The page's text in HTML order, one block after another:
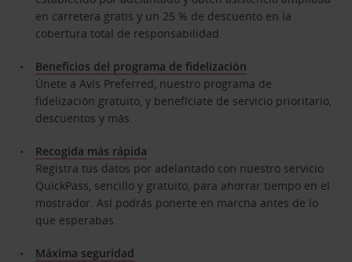
en carretera gratis y un 25 % de descuento en la
cobertura total de responsabilidad.
Beneficios del programa de fidelización
Únete a Avis Preferred, nuestro programa de
fidelización gratuito, y benefíciate de servicio prioritario,
descuentos y más.
Recogida más rápida
Registra tus datos por adelantado con nuestro servicio
QuickPass, sencillo y gratuito, para ahorrar tiempo en el
mostrador. Así podrás ponerte en marcha antes de lo
que esperabas.
Máxima seguridad